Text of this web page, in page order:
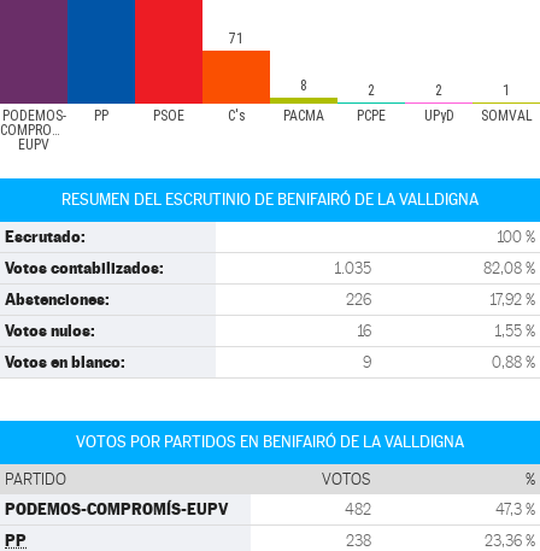
PODEMOS-
COMPROMÍS-
EUPV
PP PSOE C's PACMA PCPE UPyD SOMVAL
71
8 2 2 1
RESUMEN DEL ESCRUTINIO DE BENIFAIRÓ DE LA VALLDIGNA
Escrutado: 100 %
Votos contabilizados: 1.035 82,08 %
Abstenciones: 226 17,92 %
Votos nulos: 16 1,55 %
Votos en blanco: 9 0,88 %
VOTOS POR PARTIDOS EN BENIFAIRÓ DE LA VALLDIGNA
PARTIDO VOTOS %
PODEMOS-COMPROMÍS-EUPV 482 47,3 %
PP 238 23,36 %